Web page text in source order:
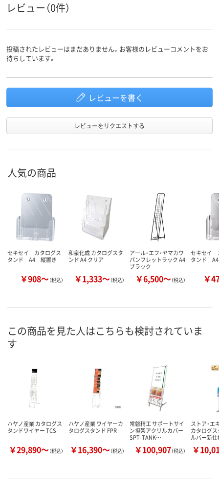
レビュー（0件）
投稿されたレビューはまだありません。お客様のレビューコメントをお
待ちしています。
レビューを書く
レビューをリクエストする
人気の商品
セキセイ カタログス
タンド A4 縦置き
￥908～（税込）
和泉化成 カタログスタ
ンド A4 クリア
￥1,333～（税込）
アール・エフ・ヤマカワ
パンフレットラック A4
ブラック
￥6,500～（税込）
セキセイ
タンド
￥
この商品を見た人はこちらも検討されていま
す
ハヤノ産業 カタログス
タンドワイヤー TCS
￥29,890～（税込）
ハヤノ産業 ワイヤーカ
タログスタンド FPR
￥16,390～（税込）
常磐精工 サポートサイ
ン担架アクリルカバー
SPT-TANK…
￥100,907（税込）
ストア・エ
カタログ
ルバー新仕
￥